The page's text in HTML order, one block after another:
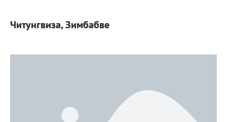
Читунгвиза, Зимбабве